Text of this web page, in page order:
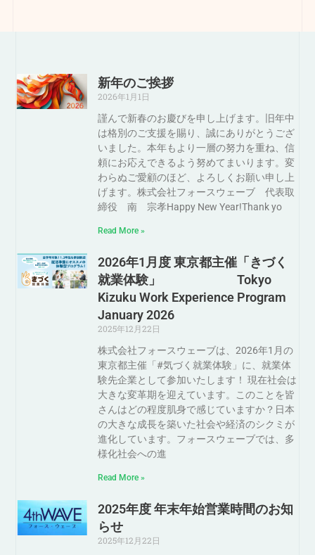
新年のご挨拶
2026年1月1日
謹んで新春のお慶びを申し上げます。旧年中
は格別のご支援を賜り、誠にありがとうござ
いました。本年もより一層の努力を重ね、信
頼にお応えできるよう努めてまいります。変
わらぬご愛顧のほど、よろしくお願い申し上
げます。株式会社フォースウェーブ 代表取
締役 南 宗孝Happy New Year!Thank yo
Read More »
2026年1月度 東京都主催「きづく
就業体験」 Tokyo
Kizuku Work Experience Program
January 2026
2025年12月22日
株式会社フォースウェーブは、2026年1月の
東京都主催「#気づく就業体験」に、就業体
験先企業として参加いたします！ 現在社会は
大きな変革期を迎えています。このことを皆
さんはどの程度肌身で感じていますか？日本
の大きな成長を築いた社会や経済のシクミが
進化しています。フォースウェーブでは、多
様化社会への進
Read More »
2025年度 年末年始営業時間のお知
らせ
2025年12月22日